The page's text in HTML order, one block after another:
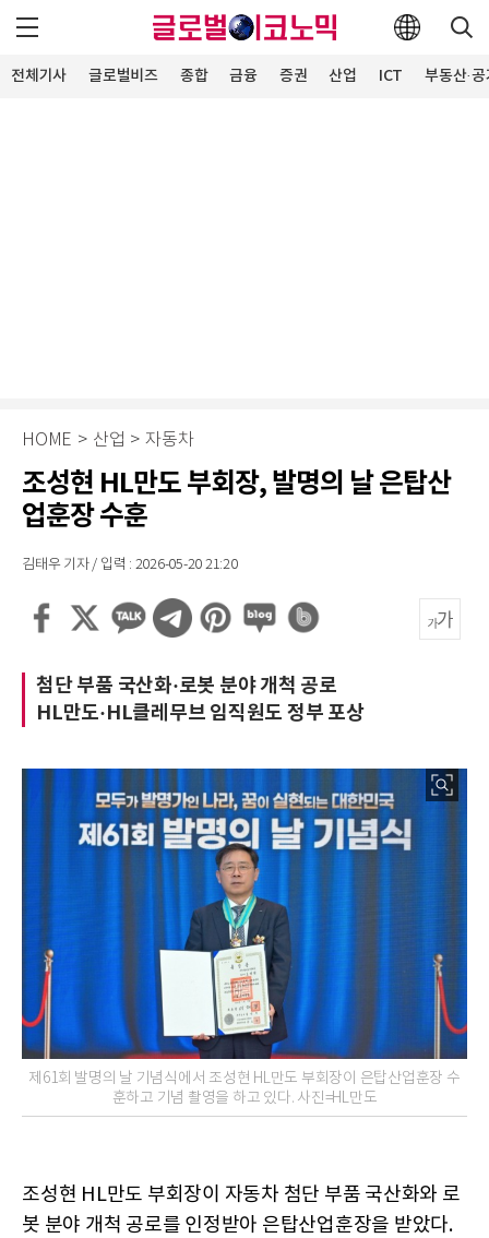
전체기사 글로벌비즈 종합 금융 증권 산업 ICT 부동산·
HOME > 산업 > 자동차
조성현 HL만도 부회장, 발명의 날 은탑산
업훈장 수훈
김태우 기자 / 입력 : 2026-05-20 21:20
첨단 부품 국산화·로봇 분야 개척 공로
HL만도·HL클레무브 임직원도 정부 포상
제61회 발명의 날 기념식에서 조성현 HL만도 부회장이 은탑산업훈장 수
훈하고 기념 촬영을 하고 있다. 사진=HL만도
조성현 HL만도 부회장이 자동차 첨단 부품 국산화와 로
봇 분야 개척 공로를 인정받아 은탑산업훈장을 받았다.